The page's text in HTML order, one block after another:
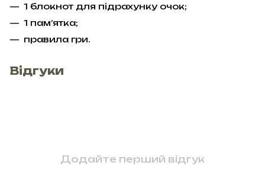
1 блокнот для підрахунку очок;
1 пам’ятка;
правила гри.
Відгуки
Додайте перший відгук